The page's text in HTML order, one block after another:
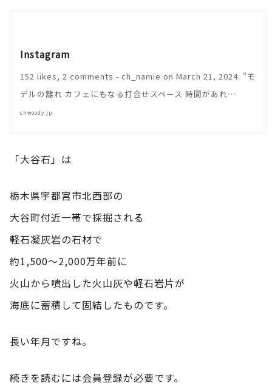
Instagram
152 likes, 2 comments - ch_namie on March 21, 2024: "モ
デルの離れ カフェにもなる打合せスペース 時間があれ…
chwoody.jp
「大谷石」は
栃木県宇都宮市北西部の
大谷町付近一帯で採掘される
軽石凝灰岩の石材で
約1,500～2,000万年前に
火山から噴出した火山灰や軽石岩片が
海底に蓄積して固結したものです。
長い年月ですね。
続きを読むには会員登録が必要です。